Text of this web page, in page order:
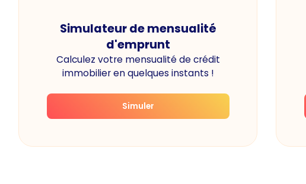
Simulateur de mensualité
d'emprunt
Calculez votre mensualité de crédit
immobilier en quelques instants !
Simuler